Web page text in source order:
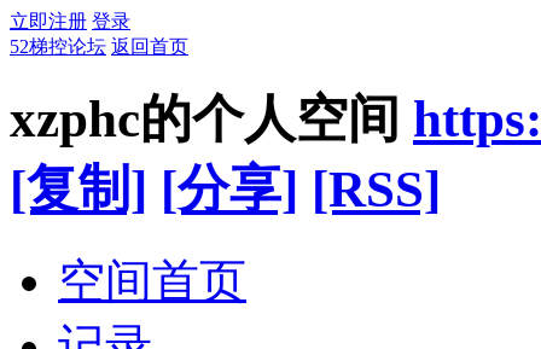
立即注册 登录
52梯控论坛 返回首页
xzphc的个人空间
[复制] [分享] [RSS]
空间首页